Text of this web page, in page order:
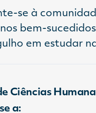
se à
bem-
em estudar
Ciências
a: